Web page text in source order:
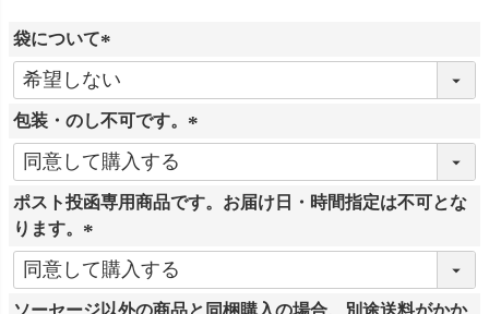
袋について
(
必
須
)
包装・のし不可です。
必
須
ポスト投函専用商品です。お届け日・時間指定は不可とな
ります。
(
必